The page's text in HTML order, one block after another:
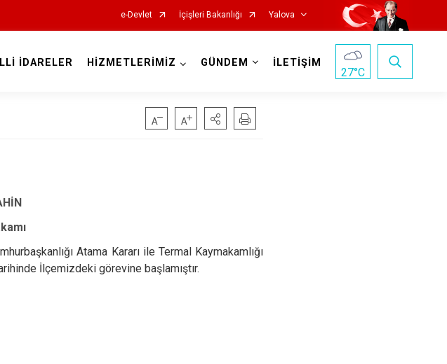
e-Devlet İçişleri Bakanlığı Yalova
Altınova
Armutlu
İDARELER HİZMETLERİMİZ GÜNDEM İLETİŞİM
27°C
Atama Kararı ile Termal Kaymakamlığı
İlçemizdeki görevine başlamıştır.